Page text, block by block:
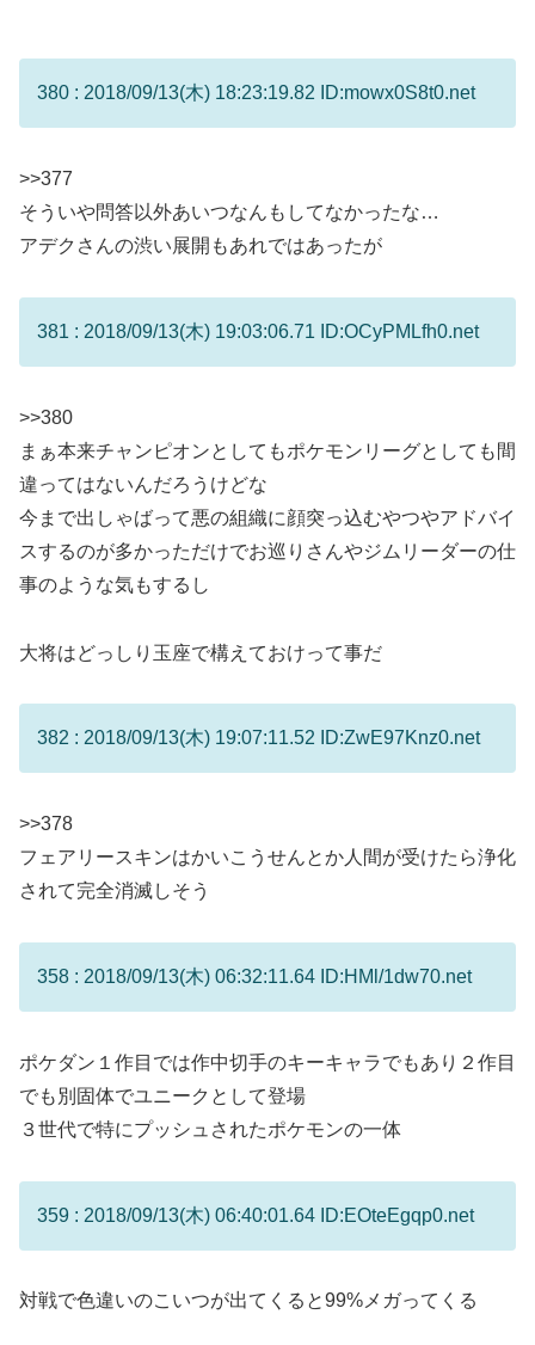
380 : 2018/09/13(木) 18:23:19.82 ID:mowx0S8t0.net
>>377
そういや問答以外あいつなんもしてなかったな…
アデクさんの渋い展開もあれではあったが
381 : 2018/09/13(木) 19:03:06.71 ID:OCyPMLfh0.net
>>380
まぁ本来チャンピオンとしてもポケモンリーグとしても間
違ってはないんだろうけどな
今まで出しゃばって悪の組織に顔突っ込むやつやアドバイ
スするのが多かっただけでお巡りさんやジムリーダーの仕
事のような気もするし
大将はどっしり玉座で構えておけって事だ
382 : 2018/09/13(木) 19:07:11.52 ID:ZwE97Knz0.net
>>378
フェアリースキンはかいこうせんとか人間が受けたら浄化
されて完全消滅しそう
358 : 2018/09/13(木) 06:32:11.64 ID:HMl/1dw70.net
ポケダン１作目では作中切手のキーキャラでもあり２作目
でも別固体でユニークとして登場
３世代で特にプッシュされたポケモンの一体
359 : 2018/09/13(木) 06:40:01.64 ID:EOteEgqp0.net
対戦で色違いのこいつが出てくると99%メガってくる